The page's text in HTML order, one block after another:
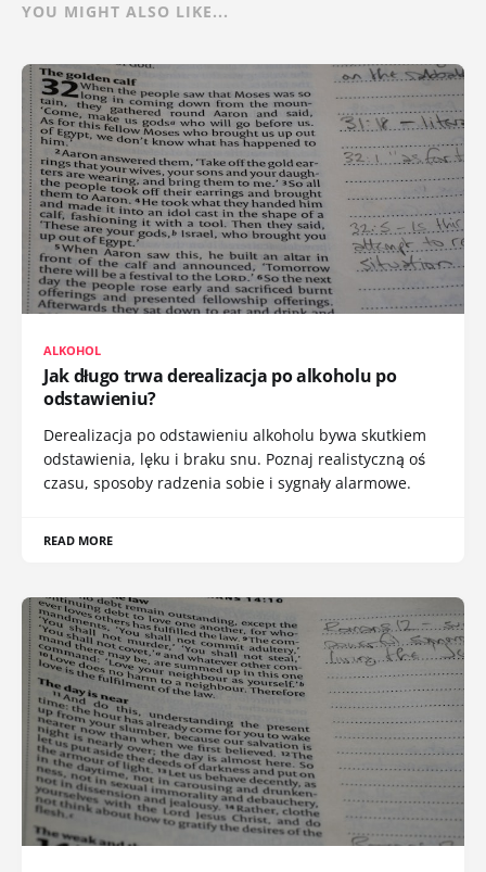
YOU MIGHT ALSO LIKE...
ALKOHOL
Jak długo trwa derealizacja po alkoholu po
odstawieniu?
Derealizacja po odstawieniu alkoholu bywa skutkiem
odstawienia, lęku i braku snu. Poznaj realistyczną oś
czasu, sposoby radzenia sobie i sygnały alarmowe.
READ MORE